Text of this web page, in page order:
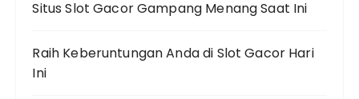
Situs Slot Gacor Gampang Menang Saat Ini
Raih Keberuntungan Anda di Slot Gacor Hari
Ini